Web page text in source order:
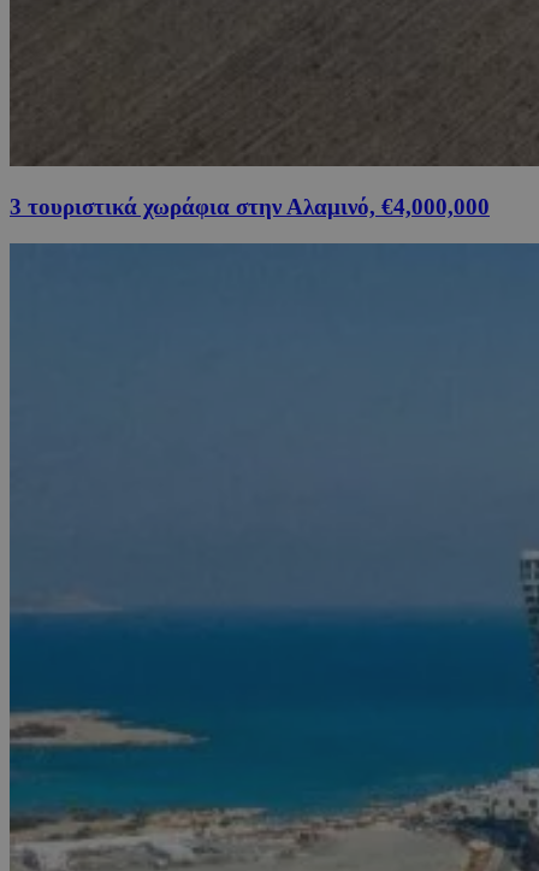
3 τουριστικά χωράφια στην Αλαμινό, €4,000,000